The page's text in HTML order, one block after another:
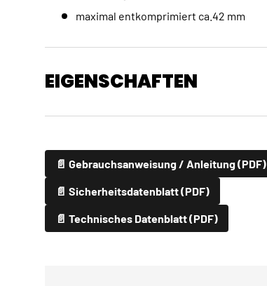
maximal entkomprimiert ca.42 mm
EIGENSCHAFTEN
📄 Gebrauchsanweisung / Anleitung (PDF)
📄 Sicherheitsdatenblatt (PDF)
📄 Technisches Datenblatt (PDF)